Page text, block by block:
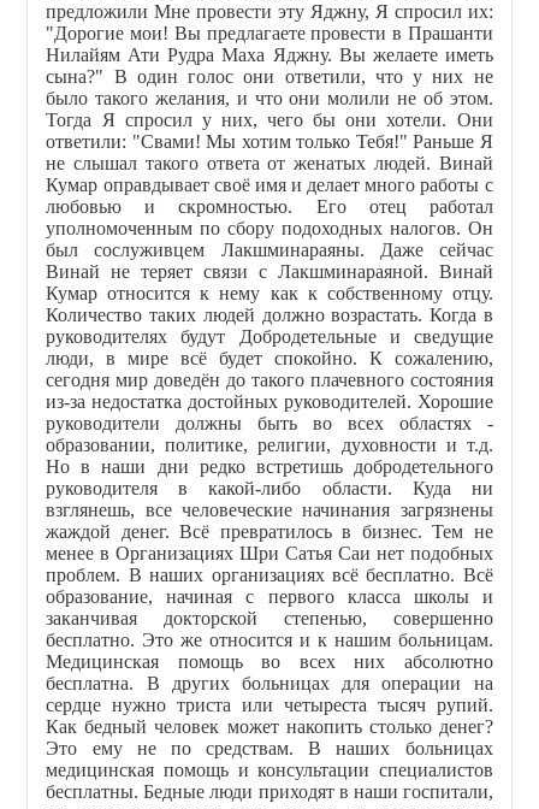
предложили Мне провести эту Яджну, Я спросил их:
"Дорогие мои! Вы предлагаете провести в Прашанти
Нилайям Ати Рудра Маха Яджну. Вы желаете иметь
сына?" В один голос они ответили, что у них не
было такого желания, и что они молили не об этом.
Тогда Я спросил у них, чего бы они хотели. Они
ответили: "Свами! Мы хотим только Тебя!" Раньше Я
не слышал такого ответа от женатых людей. Винай
Кумар оправдывает своё имя и делает много работы с
любовью и скромностью. Его отец работал
уполномоченным по сбору подоходных налогов. Он
был сослуживцем Лакшминараяны. Даже сейчас
Винай не теряет связи с Лакшминараяной. Винай
Кумар относится к нему как к собственному отцу.
Количество таких людей должно возрастать. Когда в
руководителях будут Добродетельные и сведущие
люди, в мире всё будет спокойно. К сожалению,
сегодня мир доведён до такого плачевного состояния
из-за недостатка достойных руководителей. Хорошие
руководители должны быть во всех областях -
образовании, политике, религии, духовности и т.д.
Но в наши дни редко встретишь добродетельного
руководителя в какой-либо области. Куда ни
взглянешь, все человеческие начинания загрязнены
жаждой денег. Всё превратилось в бизнес. Тем не
менее в Организациях Шри Сатья Саи нет подобных
проблем. В наших организациях всё бесплатно. Всё
образование, начиная с первого класса школы и
заканчивая докторской степенью, совершенно
бесплатно. Это же относится и к нашим больницам.
Медицинская помощь во всех них абсолютно
бесплатна. В других больницах для операции на
сердце нужно триста или четыреста тысяч рупий.
Как бедный человек может накопить столько денег?
Это ему не по средствам. В наших больницах
медицинская помощь и консультации специалистов
бесплатны. Бедные люди приходят в наши госпитали,